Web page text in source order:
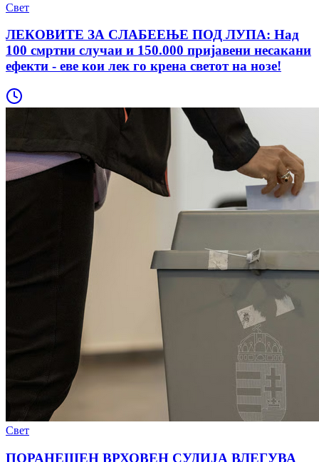
Свет
ЛЕКОВИТЕ ЗА СЛАБЕЕЊЕ ПОД ЛУПА: Над
100 смртни случаи и 150.000 пријавени несакани
ефекти - еве кои лек го крена светот на нозе!
Свет
ПОРАНЕШЕН ВРХОВЕН СУДИЈА ВЛЕГУВА